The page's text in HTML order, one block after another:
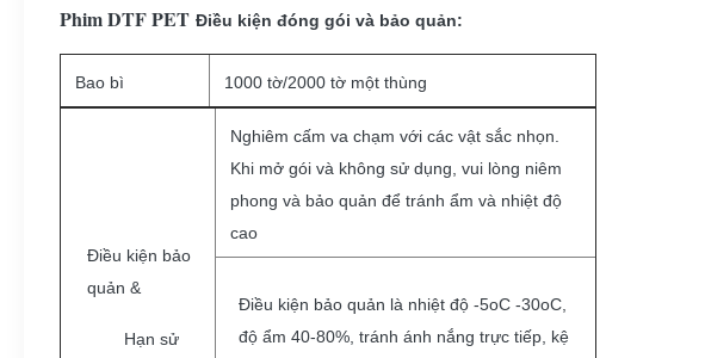
Phim DTF PET Điều kiện đóng gói và bảo quản:
Bao bì 1000 tờ/2000 tờ một thùng
Điều kiện bảo
quản &
Hạn sử
Nghiêm cấm va chạm với các vật sắc nhọn.
Khi mở gói và không sử dụng, vui lòng niêm
phong và bảo quản để tránh ẩm và nhiệt độ
cao
Điều kiện bảo quản là nhiệt độ -5oC -30oC,
độ ẩm 40-80%, tránh ánh nắng trực tiếp, kệ